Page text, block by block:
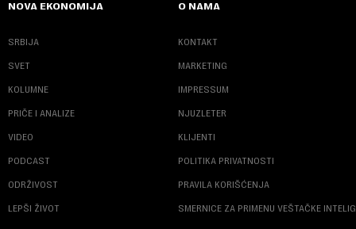
NOVA EKONOMIJA
SRBIJA
SVET
KOLUMNE
PRIČE I ANALIZE
VIDEO
PODCAST
ODRŽIVOST
LEPŠI ŽIVOT
O NAMA
KONTAKT
MARKETING
IMPRESSUM
NJUZLETER
KLIJENTI
POLITIKA PRIVATNOSTI
PRAVILA KORIŠĆENJA
SMERNICE ZA PRIMENU VEŠTAČKE